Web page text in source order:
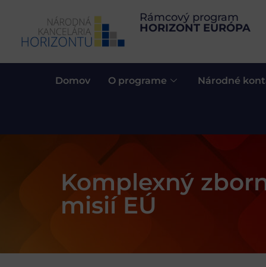
Rámcový program
HORIZONT EURÓPA
Domov O programe Národné
Komplexný
misií EÚ